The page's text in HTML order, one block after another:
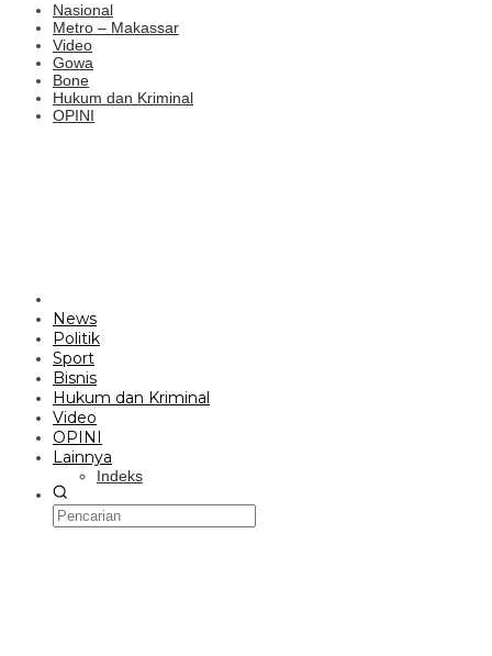
Nasional
Metro – Makassar
Video
Gowa
Bone
Hukum dan Kriminal
OPINI
News
Politik
Sport
Bisnis
Hukum dan Kriminal
Video
OPINI
Lainnya
Indeks